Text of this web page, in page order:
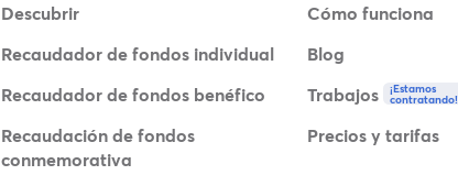
Descubrir
Recaudador de fondos individual
Recaudador de fondos benéfico
Recaudación de fondos
conmemorativa
Cómo funciona
Blog
Trabajos
¡Estamos
contratando!
Precios y tarifas